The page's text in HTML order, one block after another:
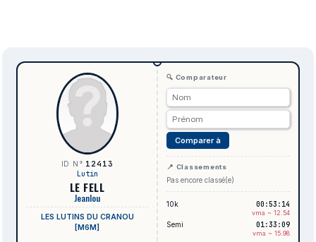
ID N° 12413
Lutin
LE FELL
Jeanlou
LES LUTINS DU CRANOU
[M6M]
🔍 Comparateur
Comparer à
📍 Classements
Pas encore classé(e)
10k 00:53:14
vma ~ 12.54
Semi 01:33:09
vma ~ 15.98